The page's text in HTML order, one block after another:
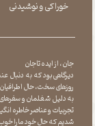
​​​​​​​خوراکی و نوشیدنی
جان ، از ایده تا جان
دیرگاهی بود که به دنبال
روزهای سخت ، حال
به دلیل شغلمان و سفرهای
تجربیات و عناصر خاطره
شدیم که حال خود ما را خوب